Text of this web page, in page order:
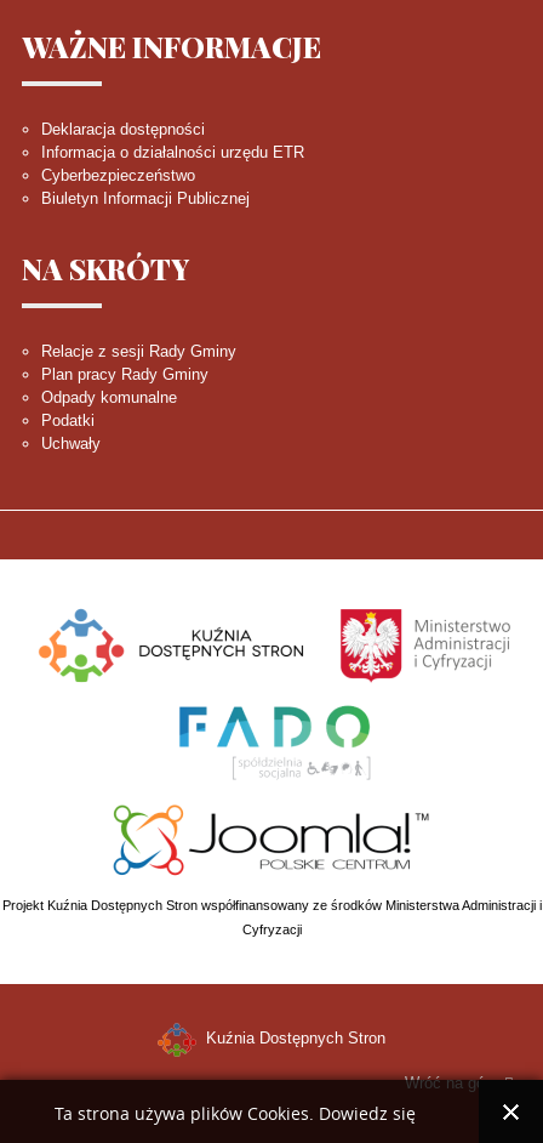
WAŻNEINFORMACJE
Deklaracja dostępności
Informacja o działalności urzędu ETR
Cyberbezpieczeństwo
Biuletyn Informacji Publicznej
NA SKRÓTY
Relacje z sesji Rady Gminy
Plan pracy Rady Gminy
Odpady komunalne
Podatki
Uchwały
Projekt Kuźnia Dostępnych Stron współfinansowany ze środków Ministerstwa Administracji i
Cyfryzacji
Kuźnia Dostępnych Stron
Wróć na górę
Ta strona używa plików Cookies. Dowiedz się